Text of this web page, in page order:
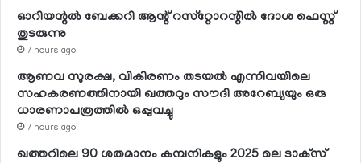
ഓറിയന്റല്‍ ബേക്കറി ആന്റ് റസ്‌റ്റോറന്റില്‍ ദോശ ഫെസ്റ്റ്
തുടരുന്നു
7 hours ago
ആണവ സുരക്ഷ, വികിരണം തടയല്‍ എന്നിവയിലെ
സഹകരണത്തിനായി ഖത്തറും സൗദി അറേബ്യയും ഒരു
ധാരണാപത്രത്തില്‍ ഒപ്പുവച്ചു
7 hours ago
ഖത്തറിലെ 90 ശതമാനം കമ്പനികളും 2025 ലെ ടാക്‌സ്